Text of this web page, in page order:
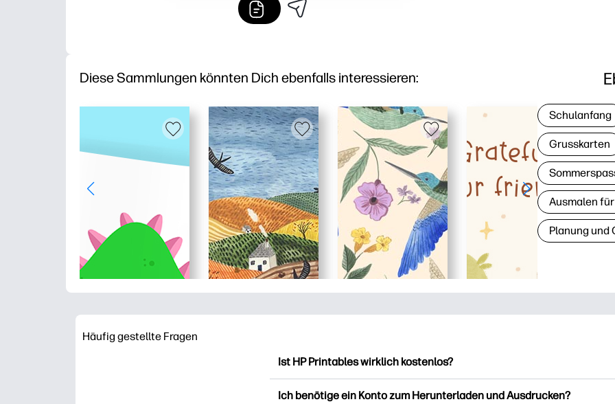
Diese Sammlungen könnten Dich ebenfalls interessieren:
Schulanfang
Grusskarten
Ausmalen
Planung und
Häufig gestellte Fragen
Ist HP Printables wirklich kostenlos?
Ich benötige ein Konto zum Herunterladen und Ausdrucken?